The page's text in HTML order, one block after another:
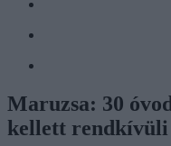
Maruzsa: 30
kellett rendkívüli